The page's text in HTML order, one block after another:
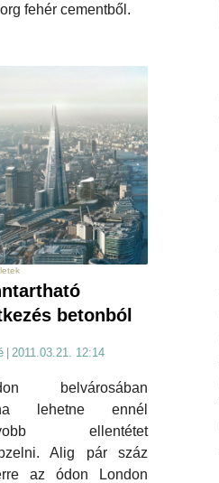
fehér cementből.
betonból
2011.03.21. 12:14
belvárosában
lehetne ennél
ellentétet
Alig pár száz
az ódon London